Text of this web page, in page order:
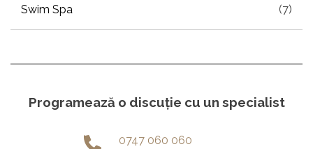
Swim Spa (7)
Programează o discuție cu un specialist
0747 060 060